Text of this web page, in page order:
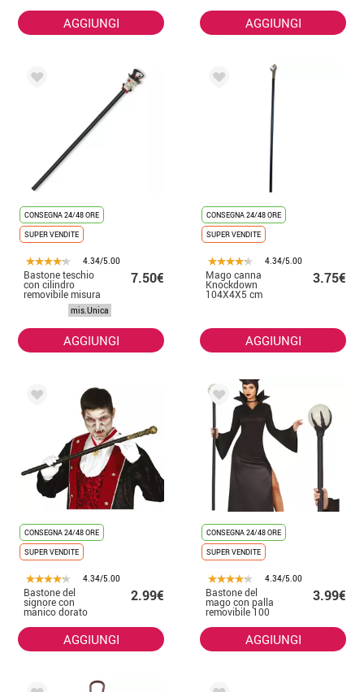
AGGIUNGI AGGIUNGI
CONSEGNA 24/48 ORE
SUPER VENDITE
4.34/5.00
Bastone teschio
con cilindro
removibile misura
7.50€
mis.Unica
AGGIUNGI
CONSEGNA 24/48 ORE
SUPER VENDITE
4.34/5.00
Mago canna
Knockdown
104X4X5 cm
3.75€
AGGIUNGI
CONSEGNA 24/48 ORE
SUPER VENDITE
4.34/5.00
Bastone del
signore con
manico dorato
2.99€
AGGIUNGI
CONSEGNA 24/48 ORE
SUPER VENDITE
4.34/5.00
Bastone del
mago con palla
removibile 100
3.99€
AGGIUNGI